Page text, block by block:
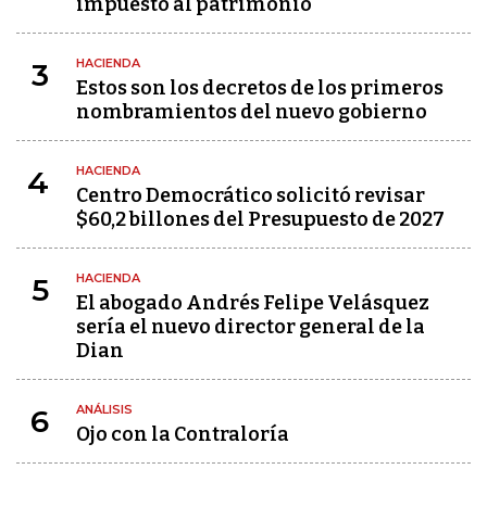
3 HACIENDA
Estos son los decretos de los primeros
nombramientos del nuevo gobierno
4 HACIENDA
Centro Democrático solicitó revisar
$60,2 billones del Presupuesto de 2027
5 HACIENDA
El abogado Andrés Felipe Velásquez
sería el nuevo director general de la
Dian
6 ANÁLISIS
Ojo con la Contraloría